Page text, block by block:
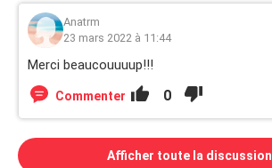
Anatrm
23 mars 2022 à 11:44
Merci beaucouuuup!!!
Commenter 0
Afficher toute la discussion